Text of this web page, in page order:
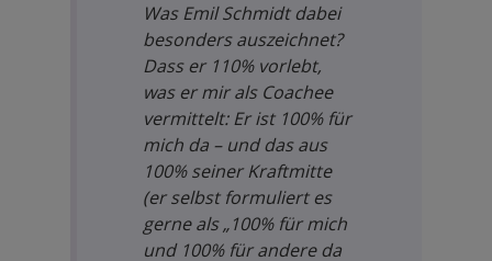
Was Emil Schmidt dabei
besonders auszeichnet?
Dass er 110% vorlebt,
was er mir als Coachee
vermittelt: Er ist 100% für
mich da – und das aus
100% seiner Kraftmitte
(er selbst formuliert es
gerne als „100% für mich
und 100% für andere da